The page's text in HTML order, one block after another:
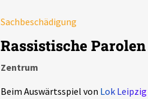
Sachbeschädigung
Rassistische
Zentrum
Beim Auswärtsspiel von Lok Leipzig